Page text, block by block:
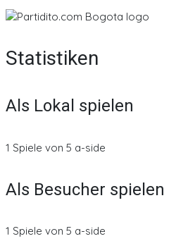
Statistiken
Als Lokal spielen
1 Spiele von 5 a-side
Als Besucher spielen
1 Spiele von 5 a-side